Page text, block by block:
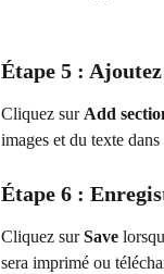
Étape 5 :
Cliquez sur Add
images et du texte
Étape 6 :
Cliquez sur Save
sera imprimé ou